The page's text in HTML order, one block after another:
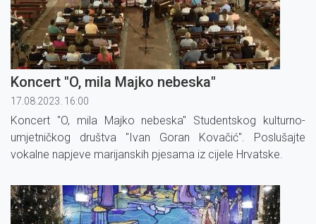
Koncert "O, mila Majko nebeska"
17.08.2023. 16:00
Koncert "O, mila Majko nebeska" Studentskog kulturno-
umjetničkog društva ''Ivan Goran Kovačić''. Poslušajte
vokalne napjeve marijanskih pjesama iz cijele Hrvatske.